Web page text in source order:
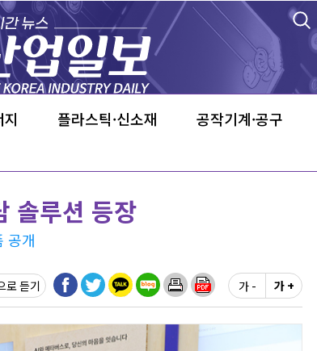
플라스틱·신소재 공작기계·공구
솔루션 등장
공개
가 - 가 +